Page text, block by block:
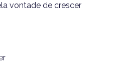
vontade de crescer